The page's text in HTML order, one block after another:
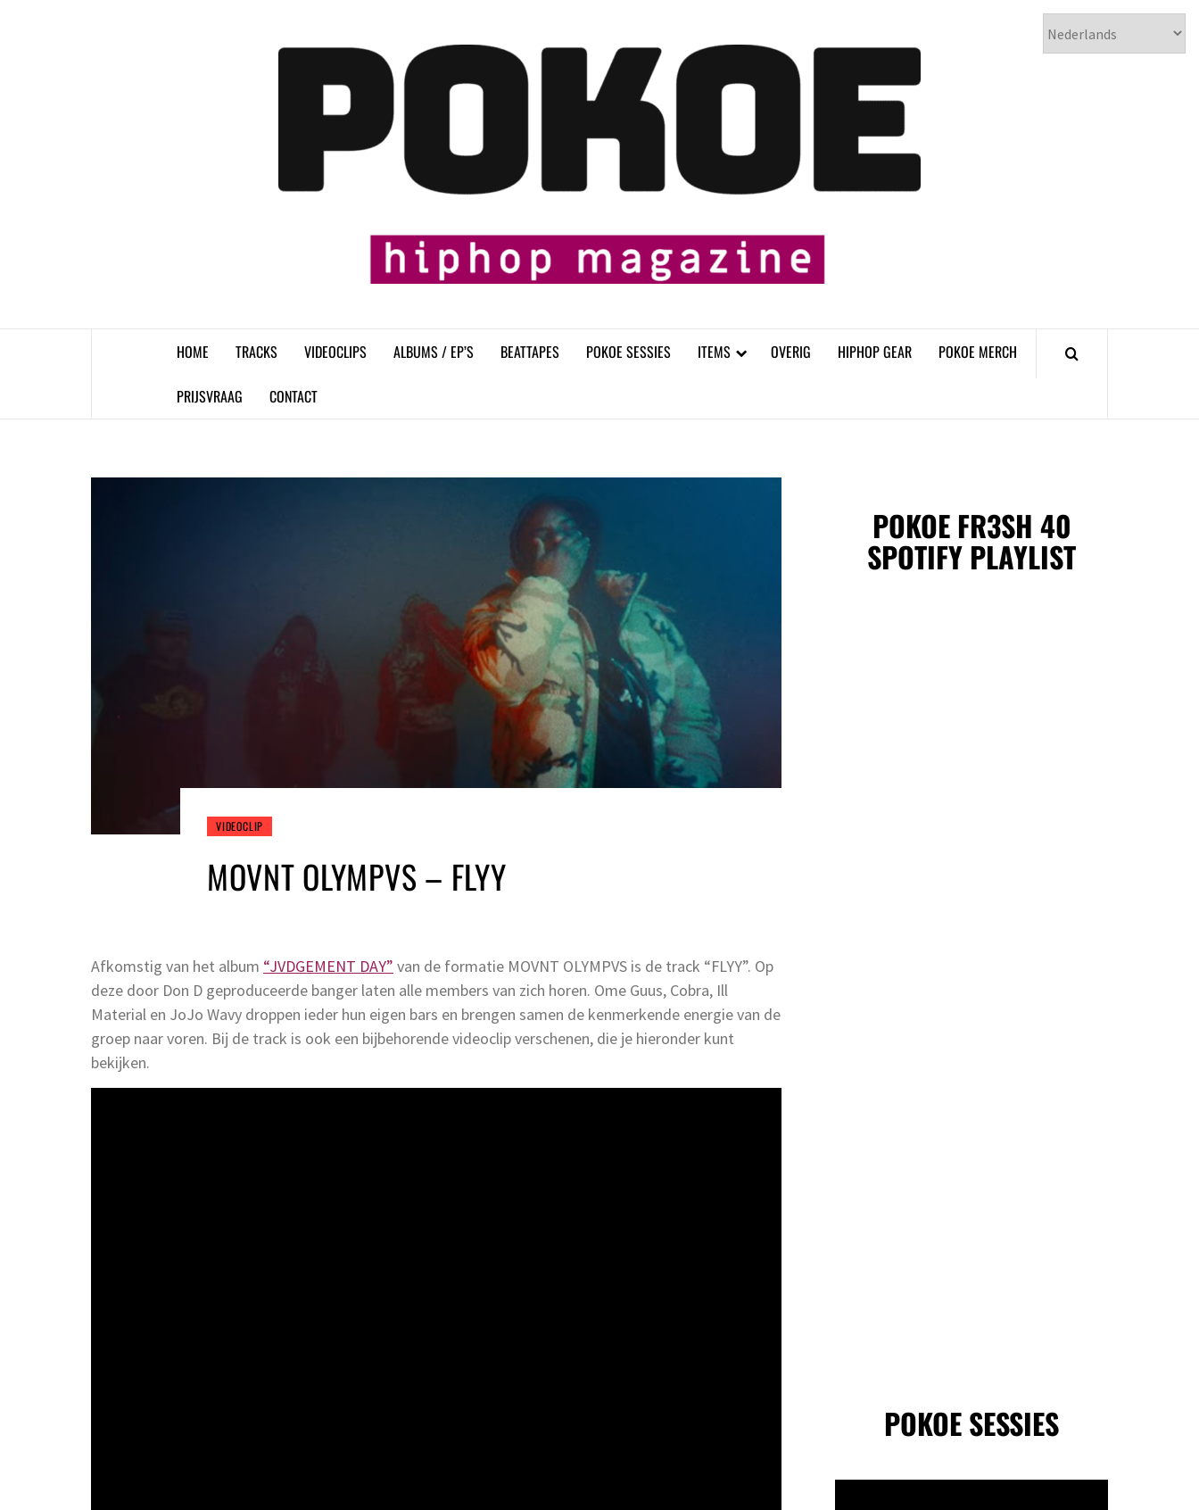
𝗣𝗢𝗞𝗢𝗘
HOME TRACKS VIDEOCLIPS ALBUMS / EP’S BEATTAPES POKOE SESSIES ITEMS OVERIG HIPHOP GEAR POKOE MERCH
PRIJSVRAAG CONTACT
VIDEOCLIP
MOVNT OLYMPVS – FLYY
Afkomstig van het album “JVDGEMENT DAY” van de formatie MOVNT OLYMPVS is de track “FLYY”. Op
deze door Don D geproduceerde banger laten alle members van zich horen. Ome Guus, Cobra, Ill
Material en JoJo Wavy droppen ieder hun eigen bars en brengen samen de kenmerkende energie van de
groep naar voren. Bij de track is ook een bijbehorende videoclip verschenen, die je hieronder kunt
bekijken.
POKOE FR3SH 40
SPOTIFY PLAYLIST
POKOE SESSIES